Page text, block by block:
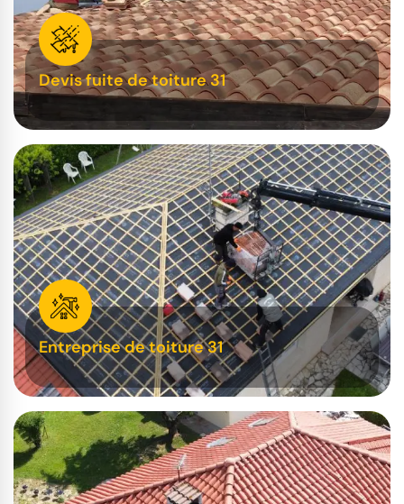
Devis fuite de toiture 31
Entreprise de toiture 31